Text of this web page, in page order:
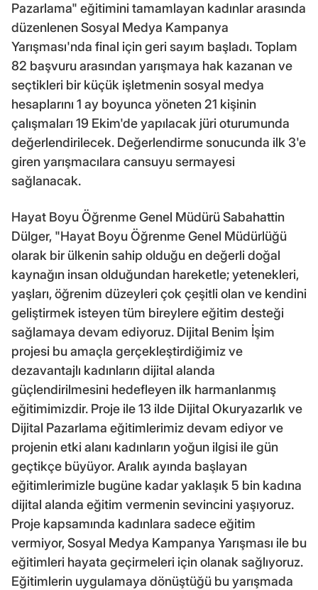
Pazarlama" eğitimini tamamlayan kadınlar arasında
düzenlenen Sosyal Medya Kampanya
Yarışması'nda final için geri sayım başladı. Toplam
82 başvuru arasından yarışmaya hak kazanan ve
seçtikleri bir küçük işletmenin sosyal medya
hesaplarını 1 ay boyunca yöneten 21 kişinin
çalışmaları 19 Ekim'de yapılacak jüri oturumunda
değerlendirilecek. Değerlendirme sonucunda ilk 3'e
giren yarışmacılara cansuyu sermayesi
sağlanacak.
Hayat Boyu Öğrenme Genel Müdürü Sabahattin
Dülger, "Hayat Boyu Öğrenme Genel Müdürlüğü
olarak bir ülkenin sahip olduğu en değerli doğal
kaynağın insan olduğundan hareketle; yetenekleri,
yaşları, öğrenim düzeyleri çok çeşitli olan ve kendini
geliştirmek isteyen tüm bireylere eğitim desteği
sağlamaya devam ediyoruz. Dijital Benim İşim
projesi bu amaçla gerçekleştirdiğimiz ve
dezavantajlı kadınların dijital alanda
güçlendirilmesini hedefleyen ilk harmanlanmış
eğitimimizdir. Proje ile 13 ilde Dijital Okuryazarlık ve
Dijital Pazarlama eğitimlerimiz devam ediyor ve
projenin etki alanı kadınların yoğun ilgisi ile gün
geçtikçe büyüyor. Aralık ayında başlayan
eğitimlerimizle bugüne kadar yaklaşık 5 bin kadına
dijital alanda eğitim vermenin sevincini yaşıyoruz.
Proje kapsamında kadınlara sadece eğitim
vermiyor, Sosyal Medya Kampanya Yarışması ile bu
eğitimleri hayata geçirmeleri için olanak sağlıyoruz.
Eğitimlerin uygulamaya dönüştüğü bu yarışmada